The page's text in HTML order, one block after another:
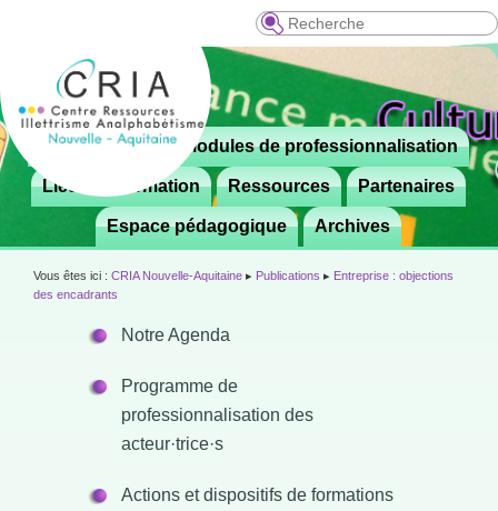
Recherche
Menu
principal
Aller
contenu
principal
 Le CRIA Modules de professionnalisation
Lieux de formation Ressources Partenaires
Espace pédagogique Archives
Vous êtes ici : CRIA Nouvelle-Aquitaine ▸ Publications ▸ Entreprise : objections
des encadrants
Notre Agenda
Programme de
professionnalisation des
acteur·trice·s
Actions et dispositifs de formations